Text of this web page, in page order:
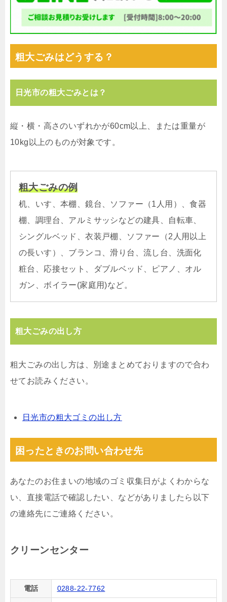
粗大ごみはどうする？
日光市の粗大ごみとは？
縦・横・高さのいずれかが60cm以上、または重量が
10kg以上のものが対象です。
粗大ごみの例
机、いす、本棚、鏡台、ソファー（1人用）、食器
棚、調理台、アルミサッシなどの建具、自転車、
シングルベッド、衣装戸棚、ソファー（2人用以上
の長いす）、ブランコ、滑り台、流し台、洗面化
粧台、応接セット、ダブルベッド、ピアノ、オル
ガン、ボイラー(家庭用)など。
粗大ごみの出し方
粗大ごみの出し方は、別途まとめておりますので合わ
せてお読みください。
日光市の粗大ゴミの出し方
困ったときのお問い合わせ先
あなたのお住まいの地域のゴミ収集日がよくわからな
い、直接電話で確認したい、などがありましたら以下
の連絡先にご連絡ください。
クリーンセンター
電話 0288-22-7762